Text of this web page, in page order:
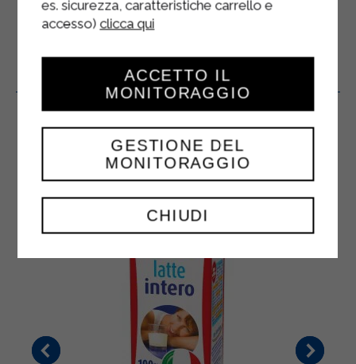
Produits Connexes
es. sicurezza, caratteristiche carrello e
accesso) clicca qui
CHIUDI
GESTIONE DEL
MONITORAGGIO
ACCETTO IL
MONITORAGGIO